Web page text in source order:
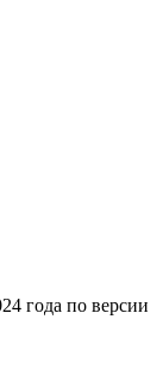
года по версии